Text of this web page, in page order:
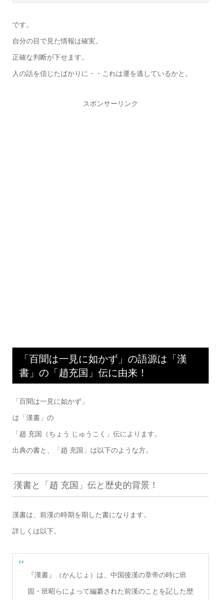
です。
自分の目で見た情報は確実。
正確な判断が下せます。
人の話を信じたばかりに・・これは運を逃しているかと。
スポンサーリンク
「百聞は一見に如かず」の語源は「漢
書」の「趙充国」伝に由来！
「百聞は一見に如かず」
は「漢書」の
「趙 充国（ちょう じゅうこく」伝によります。
出典の書と、「趙 充国」は以下のような方。
漢書と「趙 充国」伝と歴史的背景！
漢書は、前漢の時期を期した書になります。
詳しくは以下。
『漢書』（かんじょ）は、中国後漢の章帝の時に班
固・班昭らによって編纂された前漢のことを記した歴